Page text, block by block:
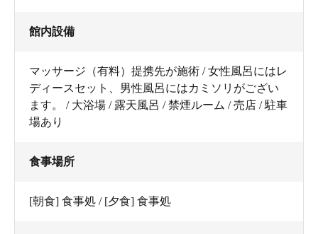
館内設備
マッサージ（有料）提携先が施術 / 女性風呂にはレ
ディースセット、男性風呂にはカミソリがござい
ます。 / 大浴場 / 露天風呂 / 禁煙ルーム / 売店 / 駐車
場あり
食事場所
[朝食] 食事処 / [夕食] 食事処